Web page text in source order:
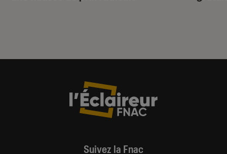
Suivez la Fnac